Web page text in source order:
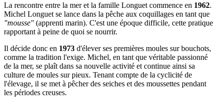
La rencontre entre la mer et la famille Longuet commence en 1962.
Michel Longuet se lance dans la pêche aux coquillages en tant que
"mousse" (apprenti marin). C'est une époque difficile, cette pratique
rapportant à peine de quoi se nourrir.
Il décide donc en 1973 d'élever ses premières moules sur bouchots,
comme la tradition l'exige. Michel, en tant que véritable passionné
de la mer, se plaît dans sa nouvelle activité et continue ainsi sa
culture de moules sur pieux. Tenant compte de la cyclicité de
l'élevage, il se met à pêcher des seiches et des moussettes pendant
les périodes creuses.